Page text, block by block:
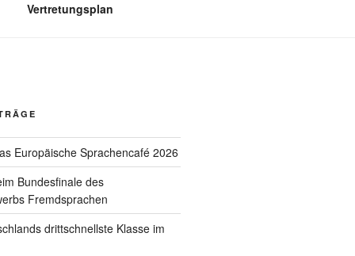
Vertretungsplan
Europäische Sprachencafé 2026
Bundesfinale des
Fremdsprachen
drittschnellste Klasse im